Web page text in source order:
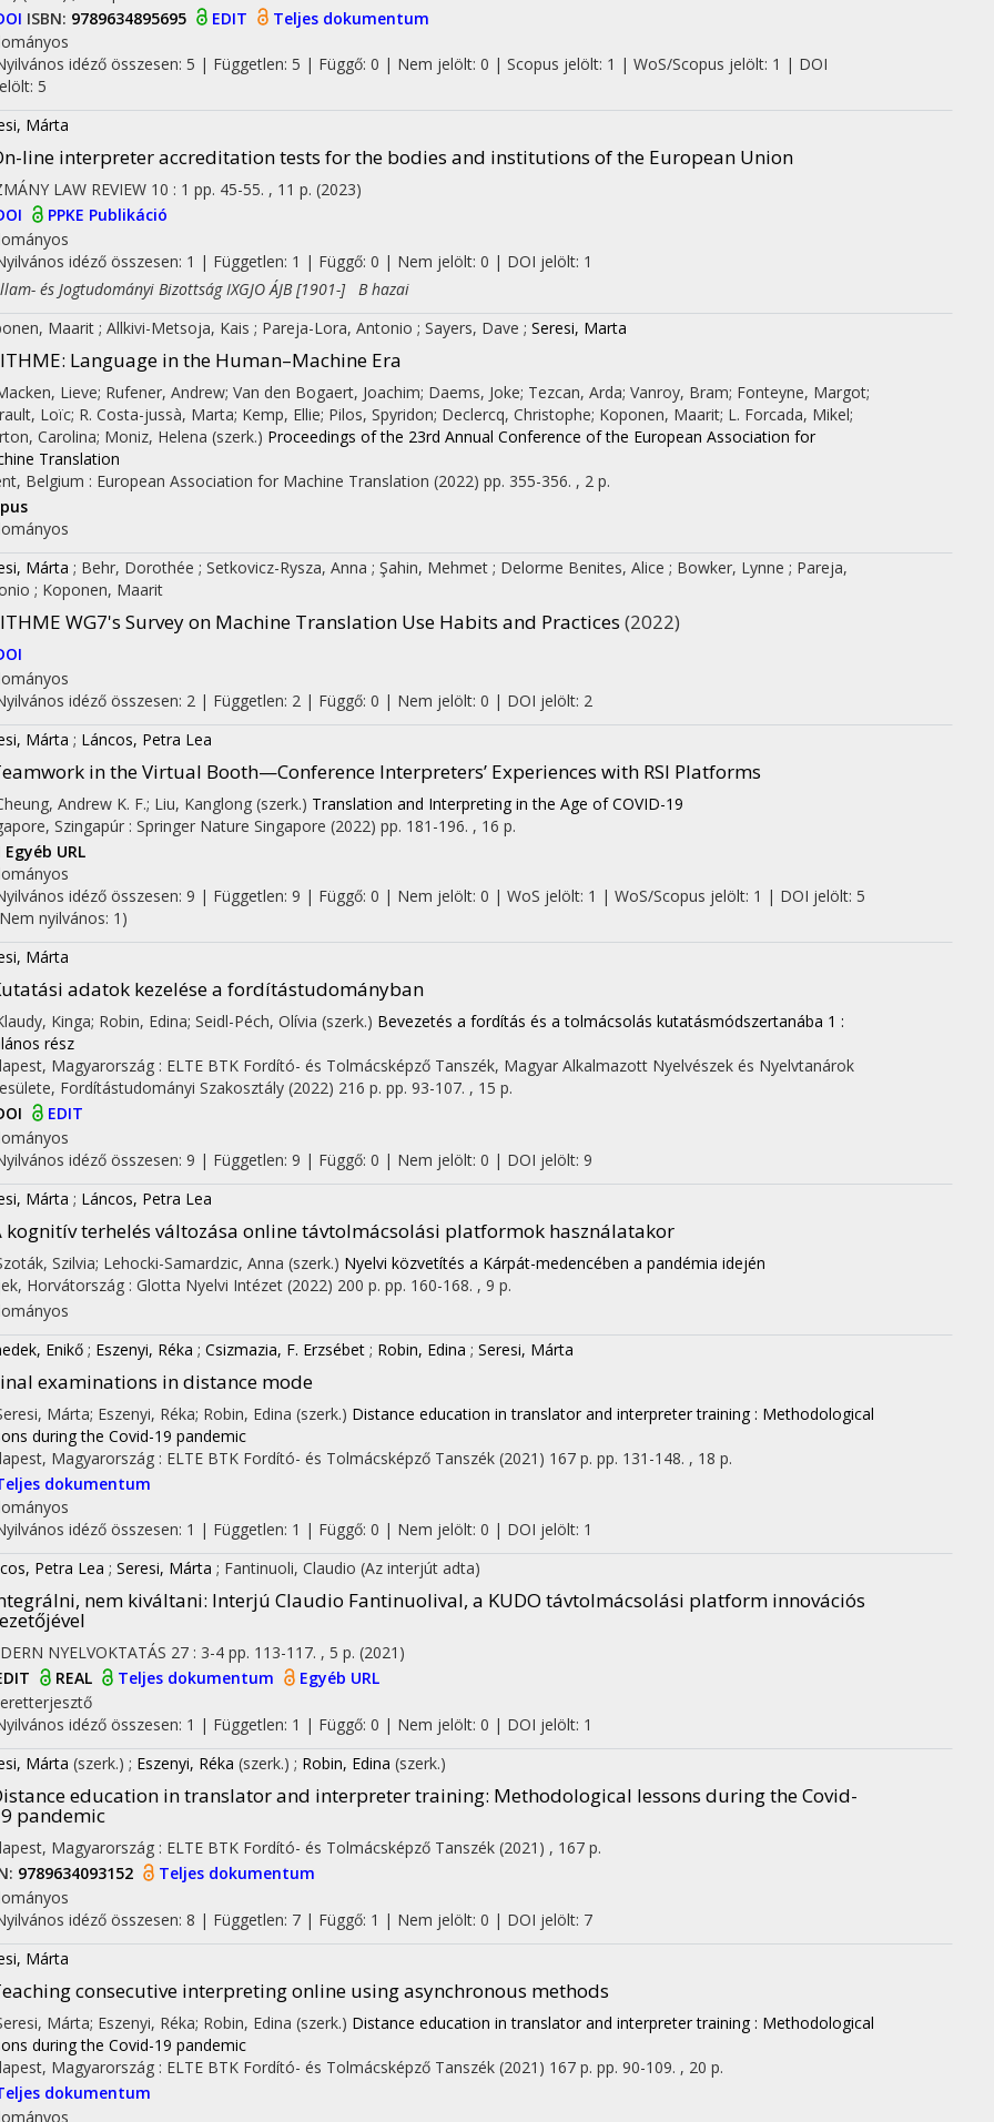
ISBN: 9789634895695 EDIT
Teljes dokumentum
idéző összesen: 5 | Független: 5 | Függő: 0 | Nem jelölt: 0 | Scopus jelölt: 1 | WoS/Scopus jelölt: 1 | DOI
5
Márta
line interpreter accreditation tests for the bodies and institutions of the European Union
LAW REVIEW 10 : 1 pp. 45-55. , 11 p. (2023)
PPKE Publikáció
idéző összesen: 1 | Független: 1 | Függő: 0 | Nem jelölt: 0 | DOI jelölt: 1
és Jogtudományi Bizottság IXGJO ÁJB [1901-] B hazai
Maarit ; Allkivi-Metsoja, Kais ; Pareja-Lora, Antonio ; Sayers, Dave ; Seresi, Marta
Language in the Human–Machine Era
Lieve; Rufener, Andrew; Van den Bogaert, Joachim; Daems, Joke; Tezcan, Arda; Vanroy, Bram; Fonteyne, Margot;
Loïc; R. Costa-jussà, Marta; Kemp, Ellie; Pilos, Spyridon; Declercq, Christophe; Koponen, Maarit; L. Forcada, Mikel;
Carolina; Moniz, Helena (szerk.) Proceedings of the 23rd Annual Conference of the European Association for
Translation
Belgium : European Association for Machine Translation (2022) pp. 355-356. , 2 p.
Márta ; Behr, Dorothée ; Setkovicz-Rysza, Anna ; Şahin, Mehmet ; Delorme Benites, Alice ; Bowker, Lynne ; Pareja,
; Koponen, Maarit
WG7's Survey on Machine Translation Use Habits and Practices (2022)
idéző összesen: 2 | Független: 2 | Függő: 0 | Nem jelölt: 0 | DOI jelölt: 2
Márta ; Láncos, Petra Lea
in the Virtual Booth—Conference Interpreters’ Experiences with RSI Platforms
Andrew K. F.; Liu, Kanglong (szerk.) Translation and Interpreting in the Age of COVID-19
Szingapúr : Springer Nature Singapore (2022) pp. 181-196. , 16 p.
Egyéb URL
idéző összesen: 9 | Független: 9 | Függő: 0 | Nem jelölt: 0 | WoS jelölt: 1 | WoS/Scopus jelölt: 1 | DOI jelölt: 5
nyilvános: 1)
Márta
adatok kezelése a fordítástudományban
Kinga; Robin, Edina; Seidl-Péch, Olívia (szerk.) Bevezetés a fordítás és a tolmácsolás kutatásmódszertanába 1 :
rész
Magyarország : ELTE BTK Fordító- és Tolmácsképző Tanszék, Magyar Alkalmazott Nyelvészek és Nyelvtanárok
Fordítástudományi Szakosztály (2022) 216 p. pp. 93-107. , 15 p.
EDIT
idéző összesen: 9 | Független: 9 | Függő: 0 | Nem jelölt: 0 | DOI jelölt: 9
Márta ; Láncos, Petra Lea
kognitív terhelés változása online távtolmácsolási platformok használatakor
Szilvia; Lehocki-Samardzic, Anna (szerk.) Nyelvi közvetítés a Kárpát-medencében a pandémia idején
Horvátország : Glotta Nyelvi Intézet (2022) 200 p. pp. 160-168. , 9 p.
Enikő ; Eszenyi, Réka ; Csizmazia, F. Erzsébet ; Robin, Edina ; Seresi, Márta
examinations in distance mode
Márta; Eszenyi, Réka; Robin, Edina (szerk.) Distance education in translator and interpreter training : Methodological
during the Covid-19 pandemic
Magyarország : ELTE BTK Fordító- és Tolmácsképző Tanszék (2021) 167 p. pp. 131-148. , 18 p.
dokumentum
idéző összesen: 1 | Független: 1 | Függő: 0 | Nem jelölt: 0 | DOI jelölt: 1
Petra Lea ; Seresi, Márta ; Fantinuoli, Claudio (Az interjút adta)
nem kiváltani: Interjú Claudio Fantinuolival, a KUDO távtolmácsolási platform innovációs
NYELVOKTATÁS 27 : 3-4 pp. 113-117. , 5 p. (2021)
REAL Teljes dokumentum
Egyéb URL
idéző összesen: 1 | Független: 1 | Függő: 0 | Nem jelölt: 0 | DOI jelölt: 1
Márta (szerk.) ; Eszenyi, Réka (szerk.) ; Robin, Edina (szerk.)
education in translator and interpreter training: Methodological lessons during the Covid-
pandemic
Magyarország : ELTE BTK Fordító- és Tolmácsképző Tanszék (2021) , 167 p.
9789634093152
Teljes dokumentum
idéző összesen: 8 | Független: 7 | Függő: 1 | Nem jelölt: 0 | DOI jelölt: 7
Márta
consecutive interpreting online using asynchronous methods
Márta; Eszenyi, Réka; Robin, Edina (szerk.) Distance education in translator and interpreter training : Methodological
during the Covid-19 pandemic
Magyarország : ELTE BTK Fordító- és Tolmácsképző Tanszék (2021) 167 p. pp. 90-109. , 20 p.
dokumentum